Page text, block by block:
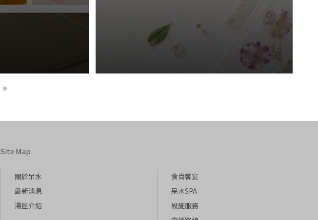
Site Map
關於呆水
最新消息
湯屋介紹
食尚饗宴
呆水SPA
設施服務